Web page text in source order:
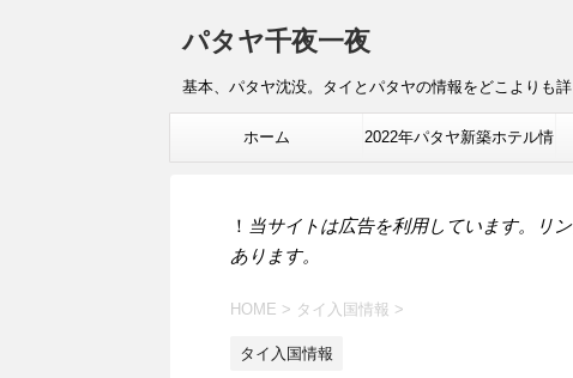
パタヤ千夜一夜
基本、パタヤ沈没。タイとパタヤの情報をどこよりも詳
ホーム 2022年パタヤ新築ホテル情
！ 当サイトは広告を利用しています。リ
あります。
HOME > タイ入国情報 >
タイ入国情報